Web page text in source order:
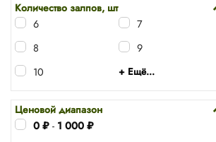
Количество залпов, шт
6
7
8
9
10
+ Ещё...
Ценовой диапазон
0 ₽ - 1 000 ₽